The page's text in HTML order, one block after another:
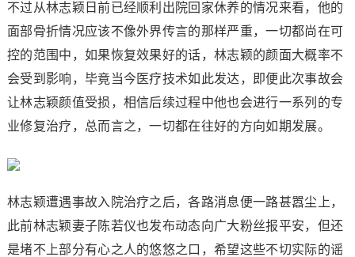
不过从林志颖日前已经顺利出院回家休养的情况来看，他的
面部骨折情况应该不像外界传言的那样严重，一切都尚在可
控的范围中，如果恢复效果好的话，林志颖的颜面大概率不
会受到影响，毕竟当今医疗技术如此发达，即便此次事故会
让林志颖颜值受损，相信后续过程中他也会进行一系列的专
业修复治疗，总而言之，一切都在往好的方向如期发展。
林志颖遭遇事故入院治疗之后，各路消息便一路甚嚣尘上，
此前林志颖妻子陈若仪也发布动态向广大粉丝报平安，但还
是堵不上部分有心之人的悠悠之口，希望这些不切实际的谣